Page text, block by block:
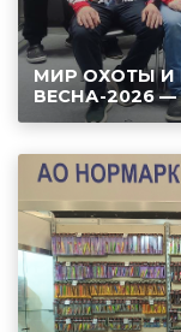
МИР ОХОТЫ И
ВЕСНА-2026